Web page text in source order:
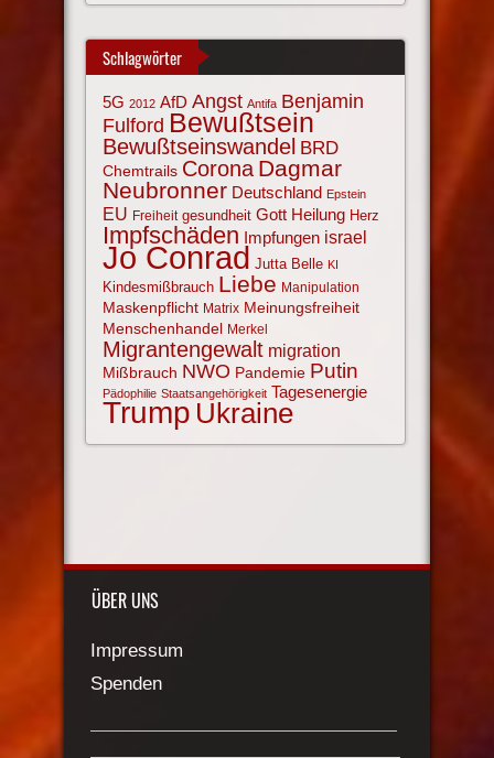
Schlagwörter
5G 2012 AfD Angst Antifa Benjamin
Fulford Bewußtsein
Bewußtseinswandel BRD
Chemtrails Corona Dagmar
Neubronner Deutschland Epstein
EU Freiheit gesundheit Gott Heilung Herz
Impfschäden Impfungen israel
Jo Conrad Jutta Belle KI
Kindesmißbrauch Liebe Manipulation
Maskenpflicht Matrix Meinungsfreiheit
Menschenhandel Merkel
Migrantengewalt migration
Mißbrauch NWO Pandemie Putin
Pädophilie Staatsangehörigkeit Tagesenergie
Trump Ukraine
ÜBER UNS
Impressum
Spenden